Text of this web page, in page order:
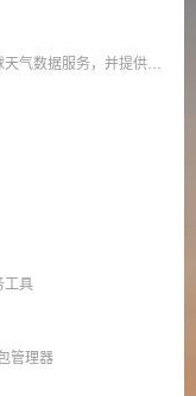
工具
管理器